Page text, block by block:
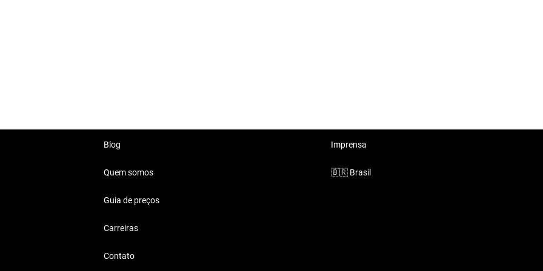
de funcionalidades.
Blog
Quem somos
Guia de preços
Carreiras
Contato
Imprensa
🇧🇷 Brasil